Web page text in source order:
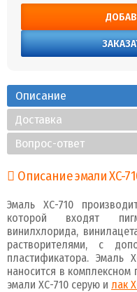
Описание
Доставка
Вопрос-ответ
Описание эмали ХС-
Эмаль ХС-710
которой входят
винилхлорида,
растворителями, с
пластификатора. Эмаль
наносится в комплексном
эмали ХС-710 серую и лак